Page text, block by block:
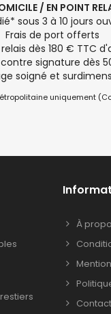
/ EN POINT
sous 3 à 10 jours
Frais de port offerts
dès 180 € TTC
signature dès
soigné et
uniquement
À
Contact